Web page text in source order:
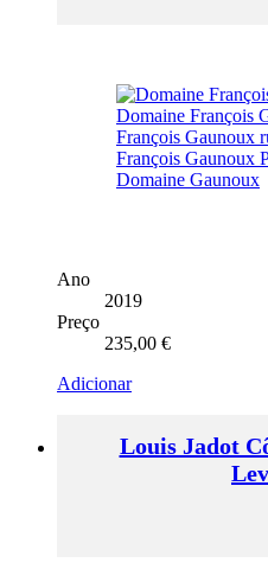
Ano
2019
Preço
235,00 €
Adicionar
Louis Jadot